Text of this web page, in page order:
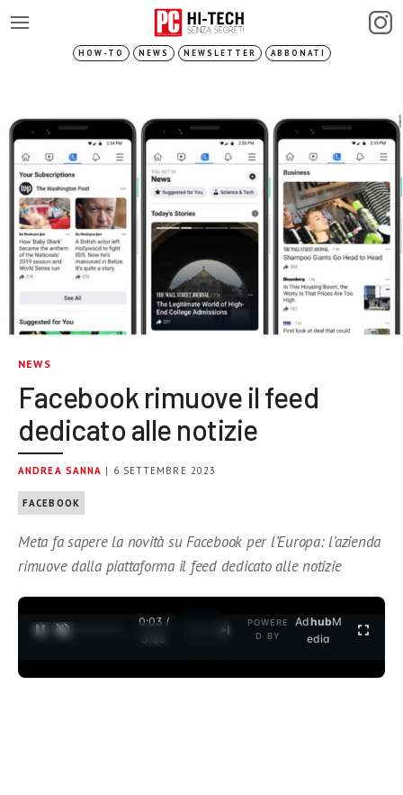
HOW-TO NEWS NEWSLETTER ABBONATI
NEWS
Facebook rimuove il feed
dedicato alle notizie
ANDREA SANNA | 6 SETTEMBRE 2023
FACEBOOK
Meta fa sapere la novità su Facebook per l’Europa: l’azienda
rimuove dalla piattaforma il feed dedicato alle notizie
0:04 /
3:35
POWERE
D BY
AdhubM
edia